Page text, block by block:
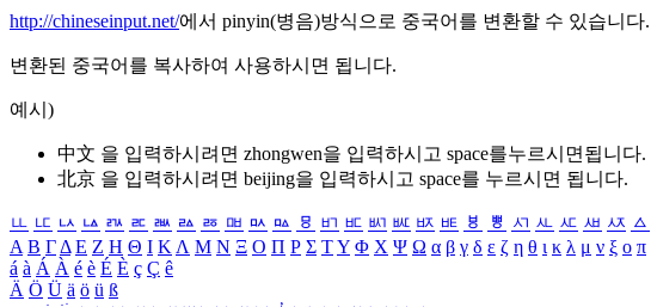
http://chineseinput.net/에서 pinyin(병음)방식으로 중국어를 변환할 수 있습니다.
변환된 중국어를 복사하여 사용하시면 됩니다.
예시)
中文 을 입력하시려면 zhongwen을 입력하시고 space를누르시면됩니다.
北京 을 입력하시려면 beijing을 입력하시고 space를 누르시면 됩니다.
ㅥ ㅦ ㅧ ㅨ ㅩ ㅪ ㅫ ㅬ ㅭ ㅮ ㅯ ㅰ ㅱ ㅲ ㅳ ㅴ ㅵ ㅶ ㅷ ㅸ ㅹ ㅺ ㅻ ㅼ ㅽ ㅾ ㅿ
Α Β ΓΔ Ε Ζ Η Θ Ι ΚΛ Μ Ν Ξ Ο Π Ρ Σ ΤΥ Φ Χ Ψ Ω α β γ δ ε ζ η θ ι κ λ μ ν ξ ο π
á à Á À é è É È ç Ç ê
Ä Ö Ü ä ö ü ß